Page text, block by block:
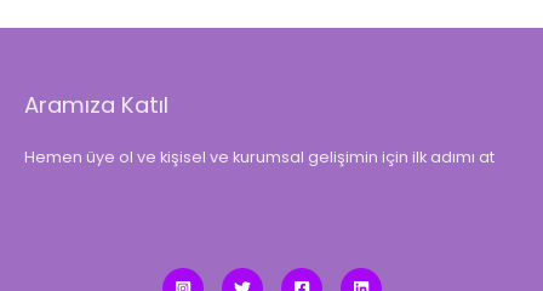
Aramıza Katıl
Hemen üye ol ve kişisel ve kurumsal gelişimin için ilk adımı at